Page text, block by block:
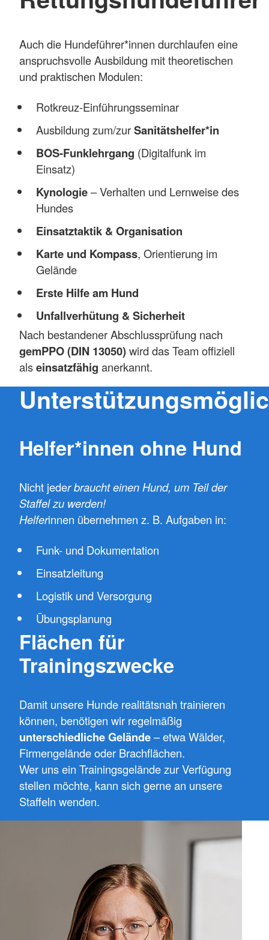
Auch die Hundeführer*innen durchlaufen eine
anspruchsvolle Ausbildung mit theoretischen
und praktischen Modulen:
Rotkreuz-Einführungsseminar
Ausbildung zum/zurSanitätshelfer*in
BOS-Funklehrgang (Digitalfunk im
Einsatz)
Kynologie– Verhalten und Lernweise des
Hundes
Einsatztaktik & Organisation
Karte und Kompass, Orientierung im
Gelände
Erste Hilfe am Hund
Unfallverhütung & Sicherheit
Nach bestandener Abschlussprüfung nach
gemPPO (DIN 13050)wird das Team offiziell
alseinsatzfähig anerkannt.
Helfer*innen ohne Hund
Nicht jeder braucht einen Hund, um Teil der
Staffel zu werden!
Helferinnen übernehmen z. B. Aufgaben in:
Funk- und Dokumentation
Einsatzleitung
Logistik und Versorgung
Übungsplanung
Flächen für
Trainingszwecke
Damit unsere Hunde realitätsnah trainieren
können, benötigen wir regelmäßig
unterschiedliche Gelände– etwa Wälder,
Firmengelände oder Brachflächen.
Wer uns ein Trainingsgelände zur Verfügung
stellen möchte, kann sich gerne an unsere
Staffeln wenden.